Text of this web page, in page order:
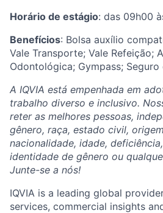
Horário de estágio: das 09h00
Benefícios: Bolsa auxílio
Vale Transporte; Vale Refeição;
Odontológica; Gympass; Seguro
A IQVIA está empenhada em
trabalho diverso e inclusivo.
reter as melhores pessoas,
gênero, raça, estado civil,
nacionalidade, idade,
identidade de gênero ou
Junte-se a nós!
IQVIA is a leading global
services, commercial insights